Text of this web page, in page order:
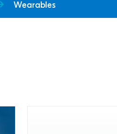
Wearables